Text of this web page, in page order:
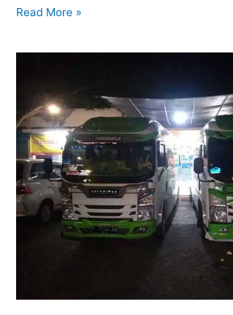
Read More »
Banyuwangi